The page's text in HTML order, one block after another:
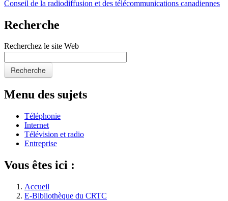
Conseil de la radiodiffusion et des télécommunications canadiennes
Recherche
Recherchez le site Web
Recherche
Menu des sujets
Téléphonie
Internet
Télévision et radio
Entreprise
Vous êtes ici :
Accueil
E-Bibliothèque du CRTC